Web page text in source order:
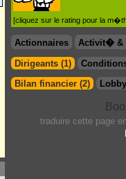
[cliquez sur le rating pour la
Actionnaires
Activit� &
Dirigeants (1)
Bilan financier (2)
traduire cette page